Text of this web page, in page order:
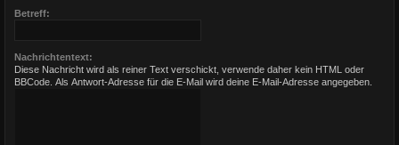
Betreff:
Nachrichtentext:
Diese Nachricht wird als reiner Text verschickt, verwende daher kein HTML oder
BBCode. Als Antwort-Adresse für die E-Mail wird deine E-Mail-Adresse angegeben.